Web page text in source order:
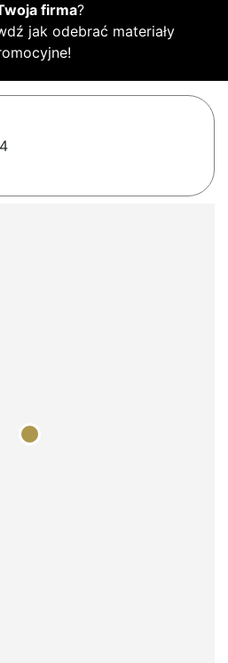
firma?
jak odebrać materiały